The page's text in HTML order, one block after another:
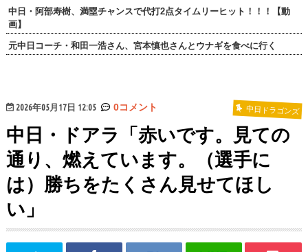
中日・阿部寿樹、満塁チャンスで代打2点タイムリーヒット！！！【動
画】
元中日コーチ・和田一浩さん、宮本慎也さんとウナギを食べに行く
2026年05月17日 12:05 0コメント 中日ドラゴンズ
中日・ドアラ「赤いです。見ての
通り、燃えています。（選手に
は）勝ちをたくさん見せてほし
い」